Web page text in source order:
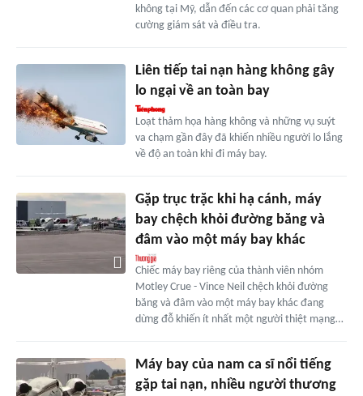
không tại Mỹ, dẫn đến các cơ quan phải tăng
cường giám sát và điều tra.
Liên tiếp tai nạn hàng không gây
lo ngại về an toàn bay
Loạt thảm họa hàng không và những vụ suýt
va chạm gần đây đã khiến nhiều người lo lắng
về độ an toàn khi đi máy bay.
Gặp trục trặc khi hạ cánh, máy
bay chệch khỏi đường băng và
đâm vào một máy bay khác
Chiếc máy bay riêng của thành viên nhóm
Motley Crue - Vince Neil chệch khỏi đường
băng và đâm vào một máy bay khác đang
dừng đỗ khiến ít nhất một người thiệt mạng…
Máy bay của nam ca sĩ nổi tiếng
gặp tai nạn, nhiều người thương